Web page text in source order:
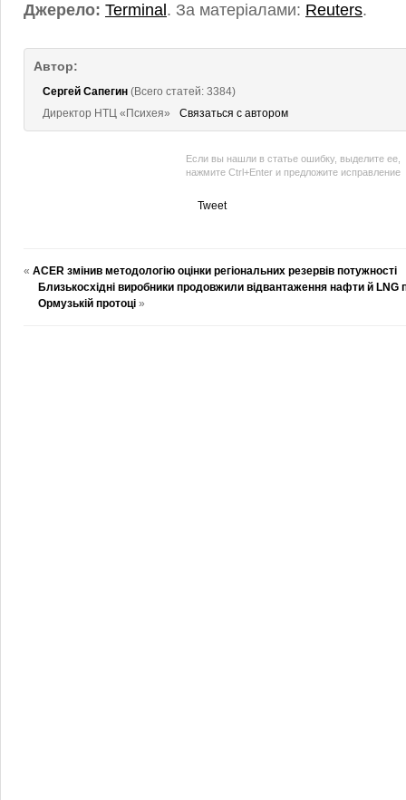
Джерело: Terminal . За матеріалами: Reuters.
Автор:
Сергей Сапегин (Всего статей: 3384)
Директор НТЦ «Психея»
Связаться с автором
Если вы нашли в статье ошибку, выделите ее,
нажмите Ctrl+Enter и предложите исправление
Tweet
« ACER змінив методологію оцінки регіональних резервів потужності
Близькосхідні виробники продовжили відвантаження нафти й LNG
Ормузькій протоці »